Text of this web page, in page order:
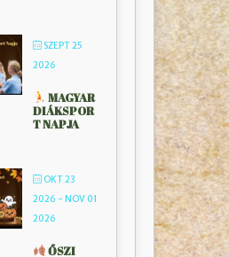
SZEPT 25
2026
MAGYAR
DIÁKSPOR
T NAPJA
OKT 23
2026 - NOV 01
2026
ŐSZI